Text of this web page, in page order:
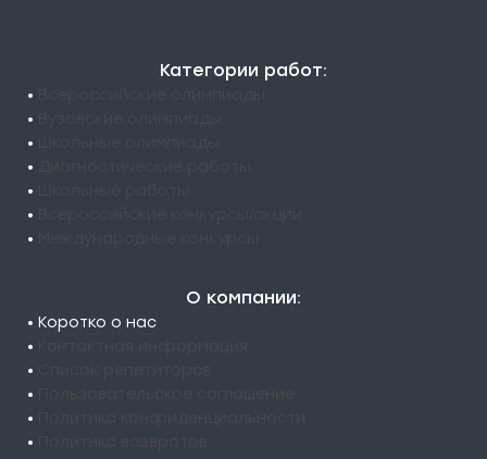
Категории работ:
•
•
•
•
•
•
•
О компании:
• Коротко о нас
•
•
•
•
•